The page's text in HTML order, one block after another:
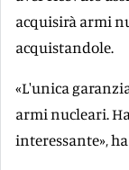
acquisirà armi
acquistandole.
«L'unica
armi nucleari.
interessante»,